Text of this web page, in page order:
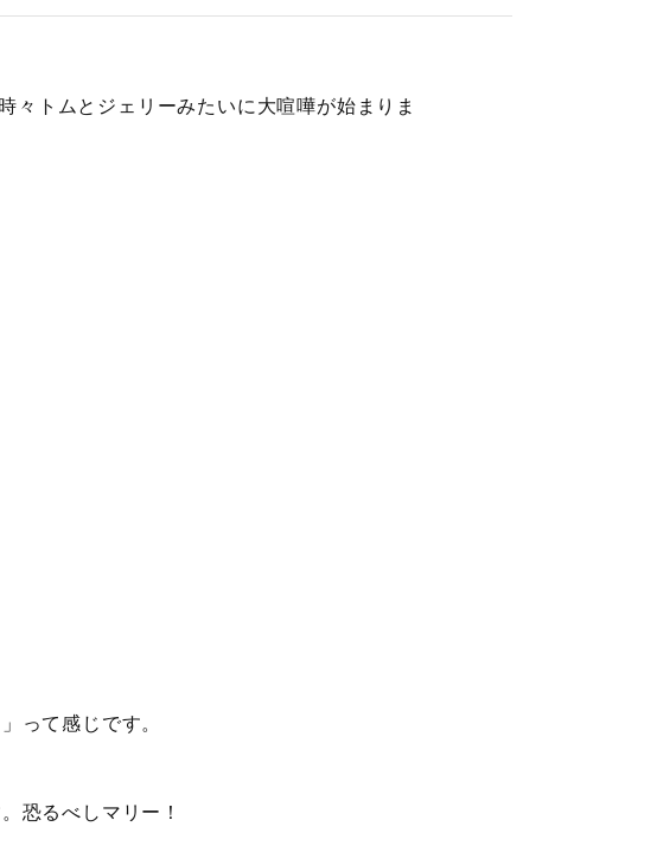
々トムとジェリーみたいに大喧嘩が始まりま
って感じです。
恐るべしマリー！